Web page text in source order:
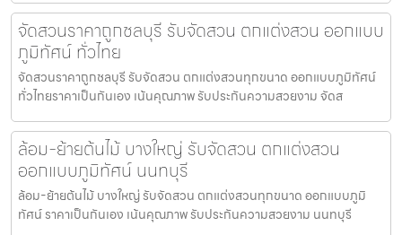
จัดสวนราคาถูกชลบุรี รับจัดสวน ตกแต่งสวน ออกแบบ
ภูมิทัศน์ ทั่วไทย
จัดสวนราคาถูกชลบุรี รับจัดสวน ตกแต่งสวนทุกขนาด ออกแบบภูมิทัศน์
ทั่วไทยราคาเป็นกันเอง เน้นคุณภาพ รับประกันความสวยงาม จัดส
ล้อม-ย้ายต้นไม้ บางใหญ่ รับจัดสวน ตกแต่งสวน
ออกแบบภูมิทัศน์ นนทบุรี
ล้อม-ย้ายต้นไม้ บางใหญ่ รับจัดสวน ตกแต่งสวนทุกขนาด ออกแบบภูมิ
ทัศน์ ราคาเป็นกันเอง เน้นคุณภาพ รับประกันความสวยงาม นนทบุรี